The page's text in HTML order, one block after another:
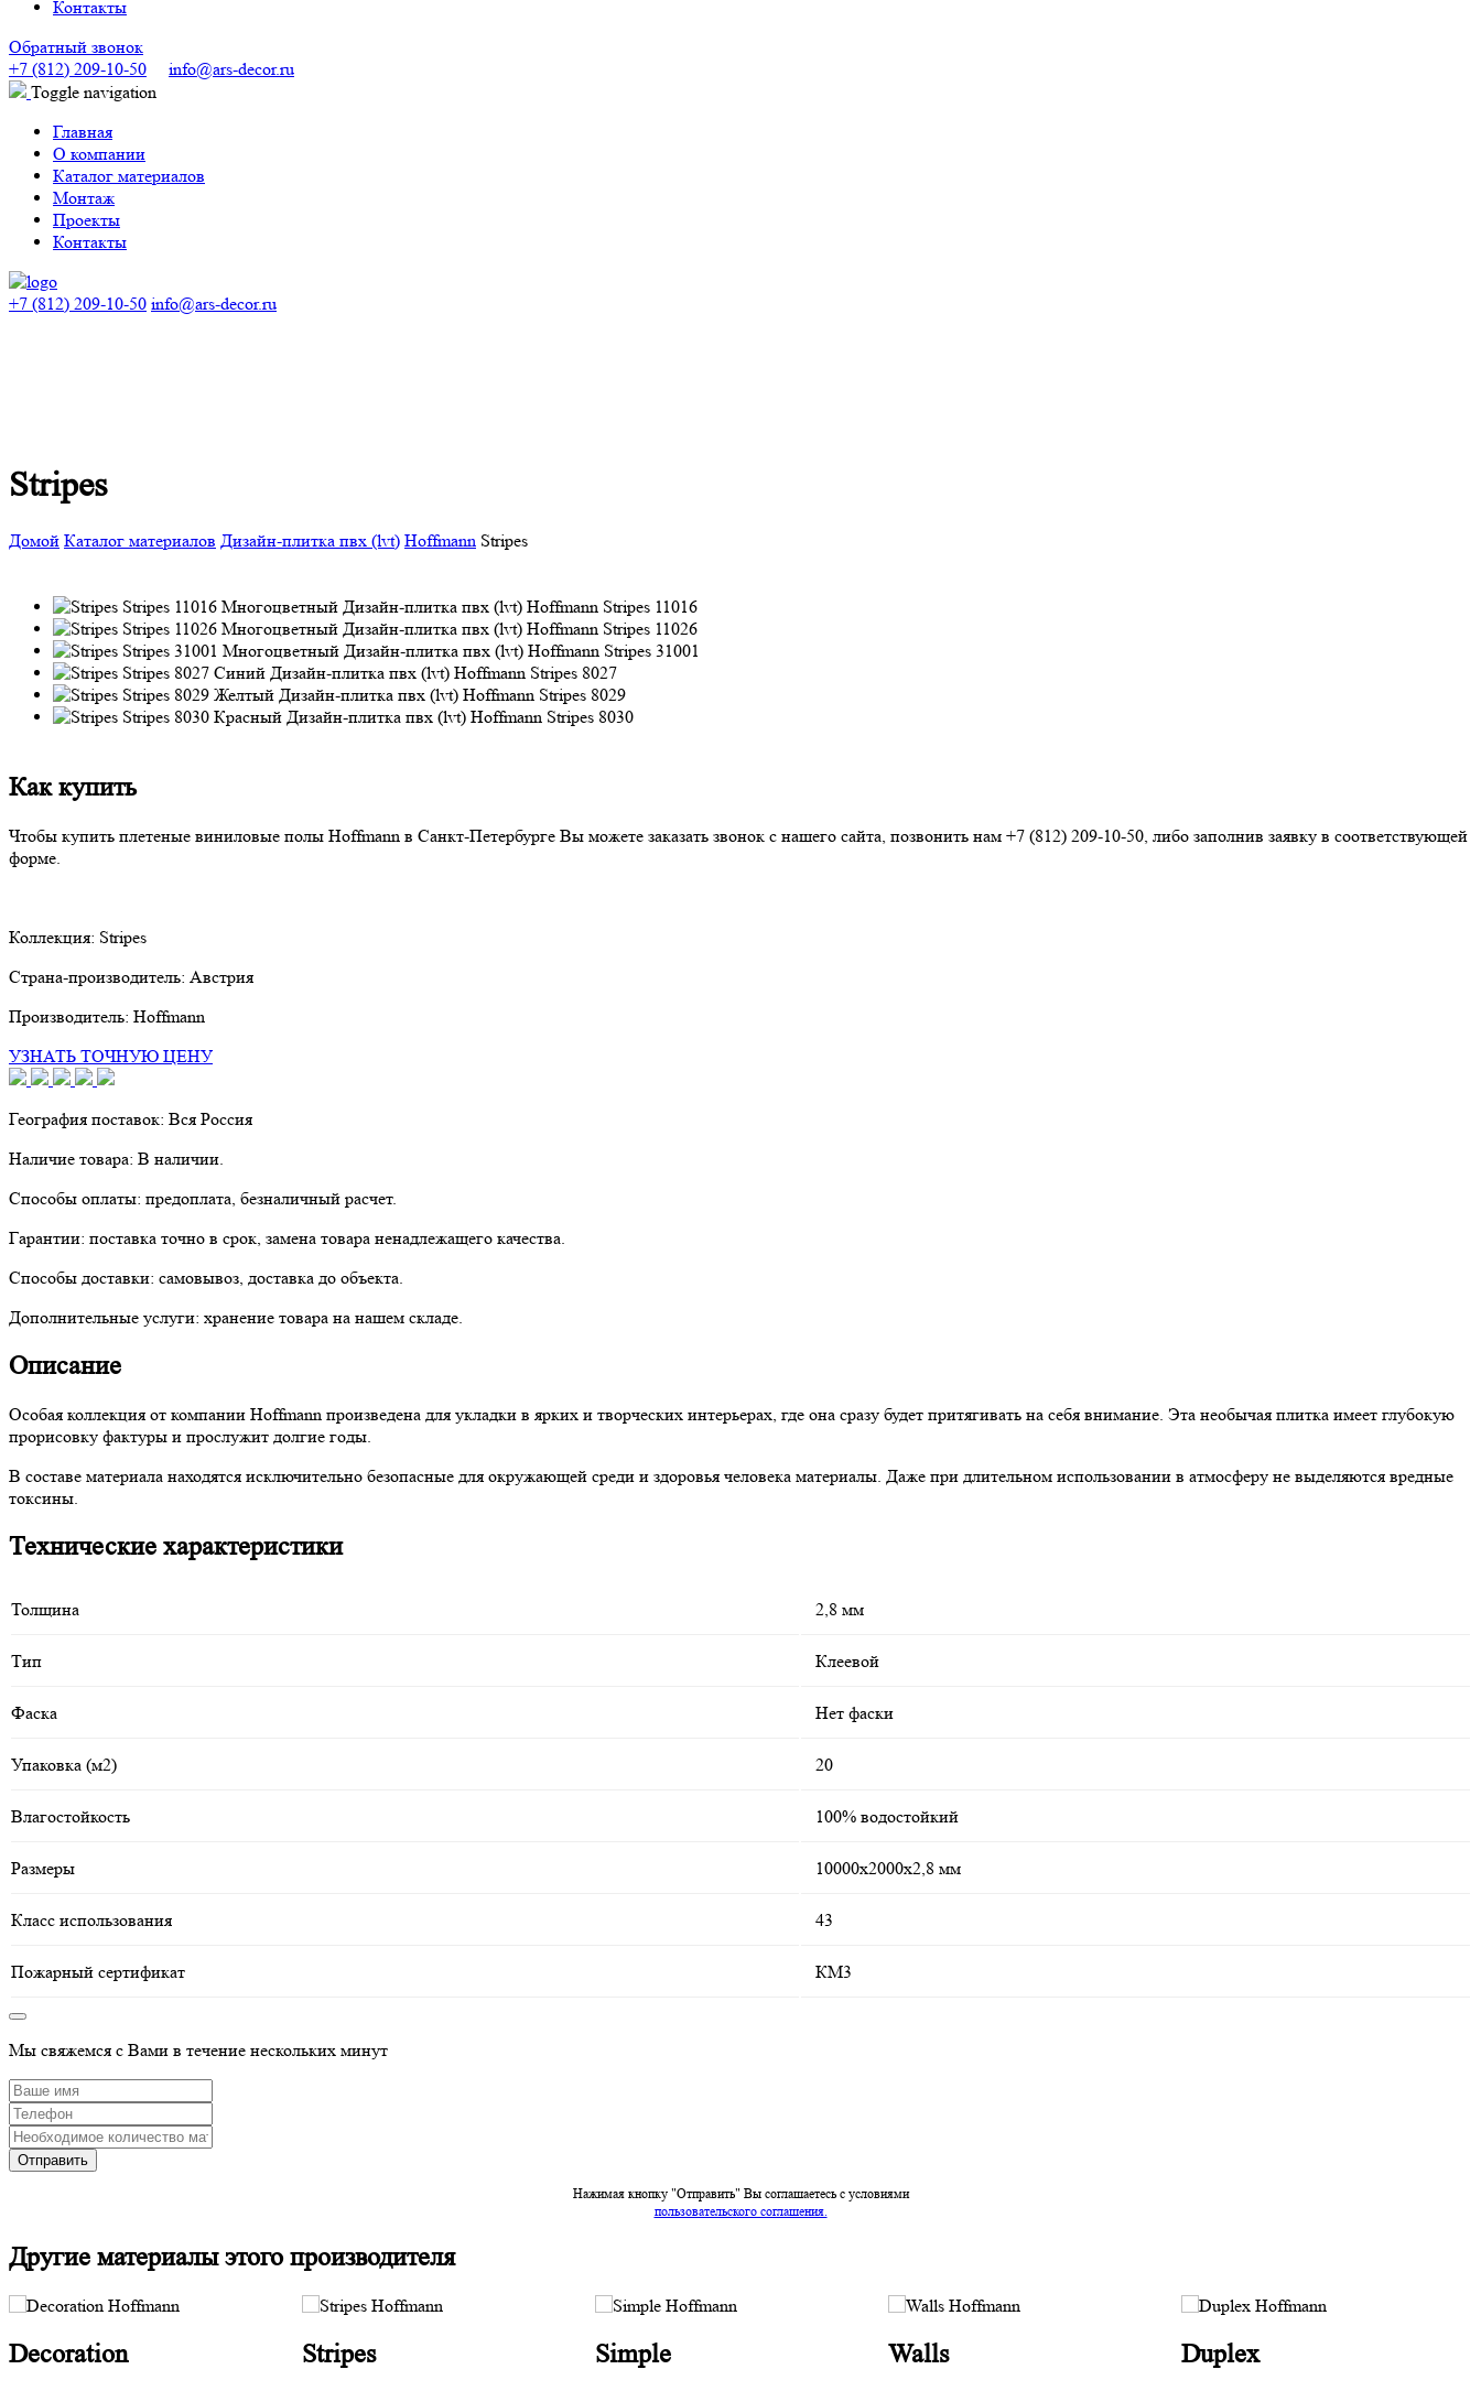
Контакты
Обратный звонок
+7 (812) 209-10-50
info@ars-decor.ru
Toggle navigation
Главная
О компании
Каталог материалов
Монтаж
Проекты
Контакты
+7 (812) 209-10-50 info@ars-decor.ru
Stripes
Домой Каталог материалов Дизайн-плитка пвх (lvt) Hoffmann Stripes
Stripes 11016
Stripes 11026
Stripes 31001
Stripes 8027
Stripes 8029
Stripes 8030
Как купить
Чтобы купить плетеные виниловые полы Hoffmann в Санкт-Петербурге Вы можете заказать звонок с нашего сайта, позвонить нам +7 (812) 209-10-50 , либо заполнив заявку в соответствующей
форме.
Коллекция: Stripes
Страна-производитель: Австрия
Производитель: Hoffmann
УЗНАТЬ ТОЧНУЮ ЦЕНУ
География поставок: Вся Россия
Наличие товара: В наличии.
Способы оплаты: предоплата, безналичный расчет.
Гарантии: поставка точно в срок, замена товара ненадлежащего качества.
Способы доставки: самовывоз, доставка до объекта.
Дополнительные услуги: хранение товара на нашем складе.
Описание
Особая коллекция от компании Hoffmann произведена для укладки в ярких и творческих интерьерах, где она сразу будет притягивать на себя внимание. Эта необычая плитка имеет глубокую
прорисовку фактуры и прослужит долгие годы.
В составе материала находятся исключительно безопасные для окружающей среди и здоровья человека материалы. Даже при длительном использовании в атмосферу не выделяются вредные
токсины.
Технические характеристики
Толщина 2,8 мм
Тип Клеевой
Фаска Нет фаски
Упаковка (м2) 20
Влагостойкость 100% водостойкий
Размеры 10000х2000х2,8 мм
Класс использования 43
Пожарный сертификат КМ3
Мы свяжемся с Вами в течение нескольких минут
Нажимая кнопку "Отправить" Вы соглашаетесь c условиями
пользовательского соглашения.
Другие материалы этого производителя
Decoration Stripes Simple Walls Duplex